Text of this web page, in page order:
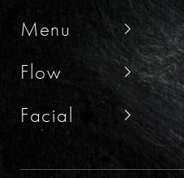
Menu
Flow
Facial